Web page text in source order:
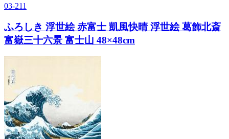
03-211
ふろしき 浮世絵 赤富士 凱風快晴 浮世絵 葛飾北斎
富嶽三十六景 富士山 48×48cm